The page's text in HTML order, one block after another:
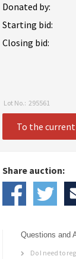
Donated by:
Starting bid:
Closing bid:
Lot No.: 295561
To the
Share auction:
Questions and
Do I need to